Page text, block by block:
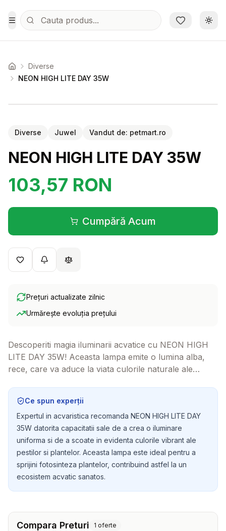
Sari la conținutul principal
Toggle Menu
Acasa Diverse
NEON HIGH LITE DAY 35W
Diverse Juwel Vandut de: petmart.ro
NEON HIGH LITE DAY 35W
103,57 RON
Cumpără Acum
(se deschide într-o filă
Prețuri actualizate zilnic
Urmărește evoluția prețului
Descoperiti magia iluminarii acvatice cu NEON HIGH
LITE DAY 35W! Aceasta lampa emite o lumina alba,
rece, care va aduce la viata culorile naturale ale
transformandu-l intr-un spectacol de culori vibrante.
Ce spun experții
Expertul in acvaristica recomanda NEON HIGH LITE DAY
35W datorita capacitatii sale de a crea o iluminare
uniforma si de a scoate in evidenta culorile vibrant ale
pestilor si plantelor. Aceasta lampa este ideal pentru a
sprijini fotosinteza plantelor, contribuind astfel la un
ecosistem acvatic sanatos.
Compara Preturi 1 oferte